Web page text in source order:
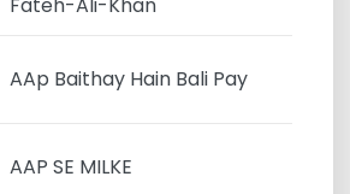
AAp Baithay Hain Bali Pay
AAP SE MILKE